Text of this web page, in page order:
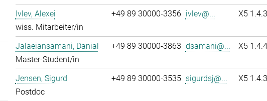
Ivlev, Alexei
wiss. Mitarbeiter/in
+49 89 30000-3356 ivlev@... X5
Jalaeiansamani, Danial
Master-Student/in
+49 89 30000-3863 dsamani@... X5
Jensen, Sigurd
Postdoc
+49 89 30000-3535 sigurdsj@... X5